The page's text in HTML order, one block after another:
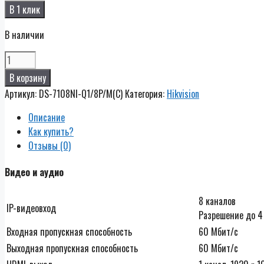
В 1 клик
В наличии
Количество
DS-
7108NI-
Q1/8P/M(C)
В корзину
Артикул: DS-7108NI-Q1/8P/M(C) Категория: Hikvision
Описание
Как купить?
Отзывы (0)
Видео и аудио
IP-видеовход
8 каналов
Разрешение до
Входная пропускная способность
60 Мбит/с
Выходная пропускная способность
60 Мбит/с